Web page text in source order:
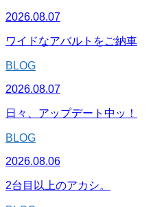
2026.08.07
ワイドなアバルトをご納車
BLOG
2026.08.07
日々、アップデート中ッ！
BLOG
2026.08.06
2台目以上のアカシ。